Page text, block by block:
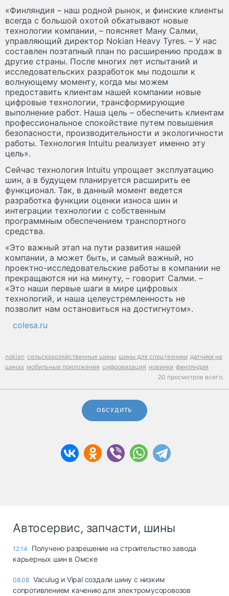
«Финляндия – наш родной рынок, и финские клиенты
всегда с большой охотой обкатывают новые
технологии компании, – поясняет Ману Салми,
управляющий директор Nokian Heavy Tyres. – У нас
составлен поэтапный план по расширению продаж в
другие страны. После многих лет испытаний и
исследовательских разработок мы подошли к
волнующему моменту, когда мы можем
предоставить клиентам нашей компании новые
цифровые технологии, трансформирующие
выполнение работ. Наша цель – обеспечить клиентам
профессиональное спокойствие путем повышения
безопасности, производительности и экологичности
работы. Технология Intuitu реализует именно эту
цель».
Сейчас технология Intuitu упрощает эксплуатацию
шин, а в будущем планируется расширить ее
функционал. Так, в данный момент ведется
разработка функции оценки износа шин и
интеграции технологии с собственным
программным обеспечением транспортного
средства.
«Это важный этап на пути развития нашей
компании, а может быть, и самый важный, но
проектно-исследовательские работы в компании не
прекращаются ни на минуту, – говорит Салми. –
«Это наши первые шаги в мире цифровых
технологий, и наша целеустремленность не
позволит нам остановиться на достигнутом».
colesa.ru
nokian сельскохозяйственные шины шины для спецтехники датчики на
шинах мобильные приложения цифровизация новинки финляндия
20 просмотров всего.
ОБСУДИТЬ
Автосервис, запчасти, шины
12:14
Получено разрешение на строительство завода
карьерных шин в Омске
08.08 Vaculug и Vipal создали шину с низким
сопротивлением качению для электромусоровозов